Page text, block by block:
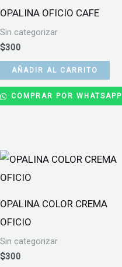
cantidad
OPALINA OFICIO CAFE
Sin categorizar
$300
AÑADIR AL CARRITO
COMPRAR POR WHATSAPP
OPALINA COLOR CREMA
OFICIO
Sin categorizar
$300